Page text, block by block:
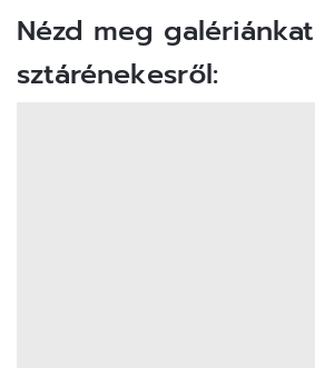
Nézd meg
sztárénekesről: